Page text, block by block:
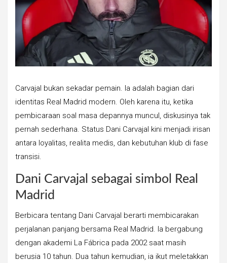
Carvajal bukan sekadar pemain. Ia adalah bagian dari
identitas Real Madrid modern. Oleh karena itu, ketika
pembicaraan soal masa depannya muncul, diskusinya tak
pernah sederhana. Status Dani Carvajal kini menjadi irisan
antara loyalitas, realita medis, dan kebutuhan klub di fase
transisi.
Dani Carvajal sebagai simbol Real
Madrid
Berbicara tentang Dani Carvajal berarti membicarakan
perjalanan panjang bersama Real Madrid. Ia bergabung
dengan akademi La Fábrica pada 2002 saat masih
berusia 10 tahun. Dua tahun kemudian, ia ikut meletakkan